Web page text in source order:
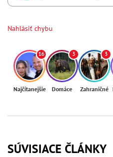
Nahlásiť chybu
16
Najčítanejšie
3
Domáce
3
Zahraničné
SÚVISIACE ČLÁNKY